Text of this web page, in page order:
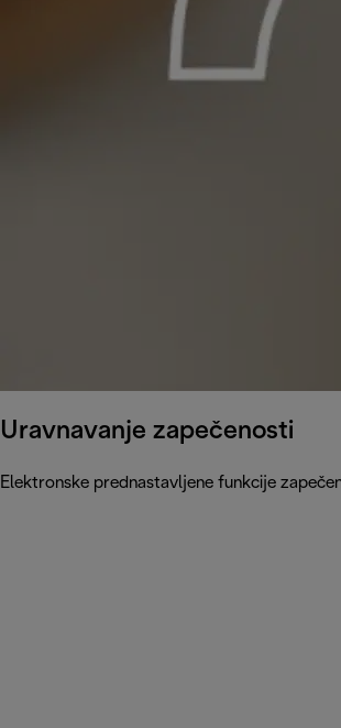
Uravnavanje zapečenosti
Elektronske prednastavljene funkcije